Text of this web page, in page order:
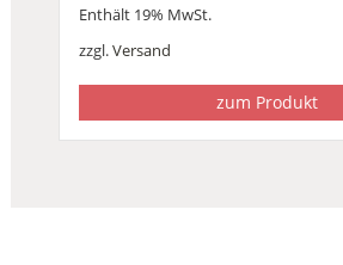
Enthält 19% MwSt.
zzgl.Versand
zum Produkt